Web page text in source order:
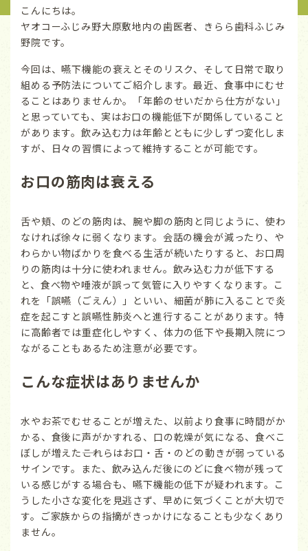
こんにちは。
ヤオコーふじみ野大原敷地内の歯医者、きらら歯科ふじみ
野院です。
今回は、嚥下機能の衰えとそのリスク、そして日常で取り
組める予防法についてご紹介します。最近、食事中にむせ
ることはありませんか。「年齢のせいだから仕方がない」
と思っていても、実はお口の機能低下が関係していること
があります。飲み込む力は年齢とともに少しずつ変化しま
すが、日々の習慣によって維持することが可能です。
お口の筋肉は衰える
舌や頬、のどの筋肉は、腕や脚の筋肉と同じように、使わ
なければ徐々に弱くなります。会話の機会が減ったり、や
わらかい物ばかりを食べる生活が続いたりすると、お口周
りの筋肉は十分に使われません。飲み込む力が低下する
と、食べ物や唾液が誤って気管に入りやすくなります。こ
れを「誤嚥（ごえん）」といい、細菌が肺に入ることで炎
症を起こすと誤嚥性肺炎へと進行することがあります。特
に高齢者では重症化しやすく、体力の低下や長期入院につ
ながることもあるため注意が必要です。
こんな症状はありませんか
水やお茶でむせることが増えた、以前より食事に時間がか
かる、食後に声がかすれる、口の乾燥が気になる、食べこ
ぼしが増えた――これらはお口・舌・のどの動きが弱っている
サインです。また、飲み込んだ後にのどに食べ物が残って
いる感じがする場合も、嚥下機能の低下が疑われます。こ
うした小さな変化を見逃さず、早めに気づくことが大切で
す。ご家族からの指摘がきっかけになることも少なくあり
ません。